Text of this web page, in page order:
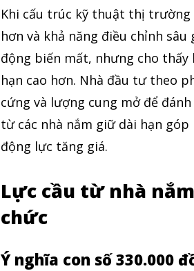
Khi cấu trúc kỹ thuật thị
hơn và khả năng điều chỉnh
động biến mất, nhưng cho
hạn cao hơn. Nhà đầu tư theo
cứng và lượng cung mở để
từ các nhà nắm giữ dài hạn
động lực tăng giá.
Lực cầu từ nhà
chức
Ý nghĩa con số 330.000